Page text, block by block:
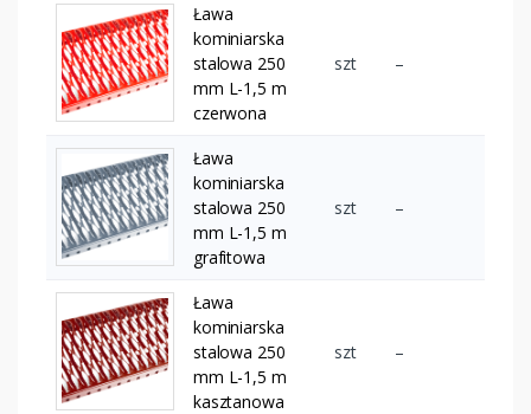
Ława
kominiarska
stalowa 250
mm L-1,5 m
czerwona
szt –
Ława
kominiarska
stalowa 250
mm L-1,5 m
grafitowa
szt –
Ława
kominiarska
stalowa 250
mm L-1,5 m
kasztanowa
szt –